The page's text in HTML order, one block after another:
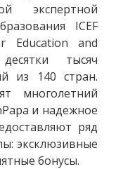
экспертной
ICEF
Education and
тысяч
из 140 стран.
многолетний
и надежное
ряд
эксклюзивные
бонусы.